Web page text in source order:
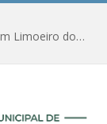
Amanhã começa nova etapa de vacinação em Limoeiro do Ajuru para idosos com 65 ou mais